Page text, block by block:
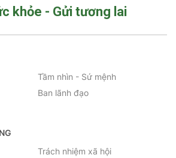
khỏe - Gửi tương lai
Tầm nhìn - Sứ mệnh
Ban lãnh đạo
Trách nhiệm xã hội